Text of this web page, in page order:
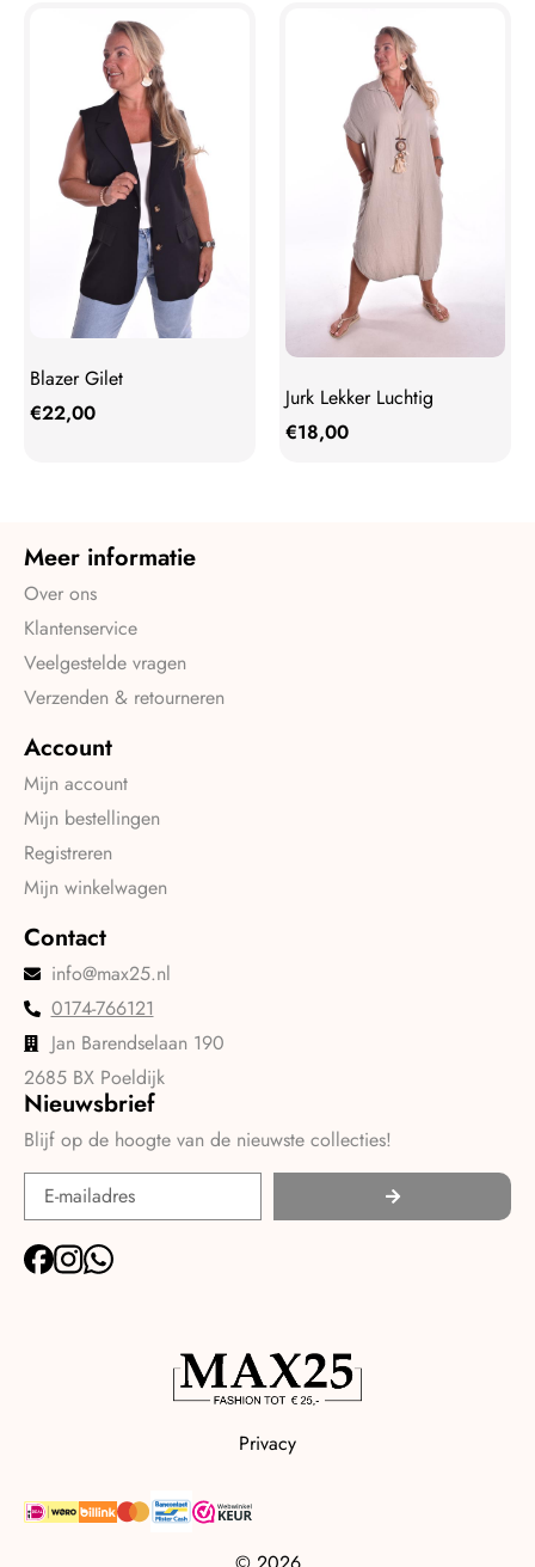
Blazer Gilet
€22,00
Jurk Lekker Luchtig
€18,00
Meer informatie
Over ons
Klantenservice
Veelgestelde vragen
Verzenden & retourneren
Account
Mijn account
Mijn bestellingen
Registreren
Mijn winkelwagen
Contact
info@max25.nl
0174-766121
Jan Barendselaan 190
2685 BX Poeldijk
Nieuwsbrief
Blijf op de hoogte van de nieuwste collecties!
Privacy